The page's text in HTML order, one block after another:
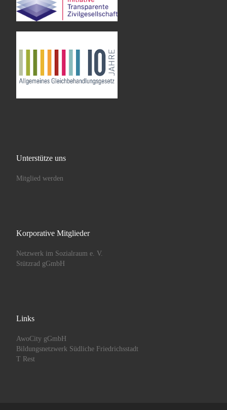
Unterstütze uns
Mitglied werden
Korporative Mitglieder
Netzwerk im Sozialraum e. V.
Stützrad gGmbH
Links
AwoCity gGmbH
Bildungsnetzwerk Südliche Friedrichsstadt
T Rest